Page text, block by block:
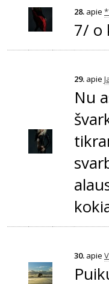
28. apie
7/ o
29. apie
Nu
30. apie